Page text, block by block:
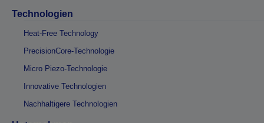
Technologien
Heat-Free Technology
PrecisionCore-Technologie
Micro Piezo-Technologie
Innovative Technologien
Nachhaltigere Technologien